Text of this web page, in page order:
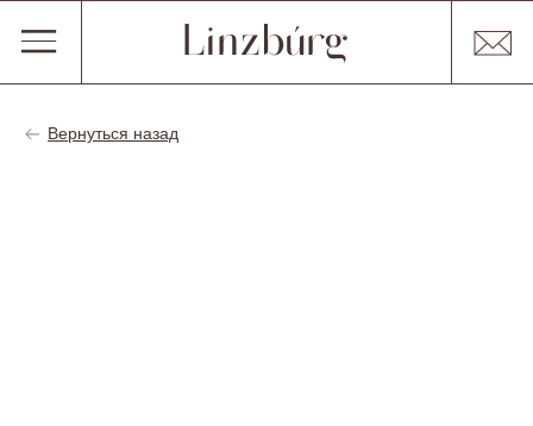
Вернуться назад